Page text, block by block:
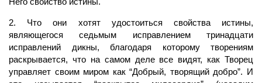
2. Что они хотят удостоиться свойства истины,
являющегося седьмым исправлением тринадцати
исправлений дикны, благодаря которому творениям
раскрывается, что на самом деле все видят, как Творец
управляет своим миром как “Добрый, творящий добро”. И